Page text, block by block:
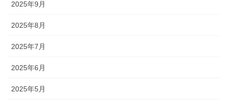
2025年9月
2025年8月
2025年7月
2025年6月
2025年5月